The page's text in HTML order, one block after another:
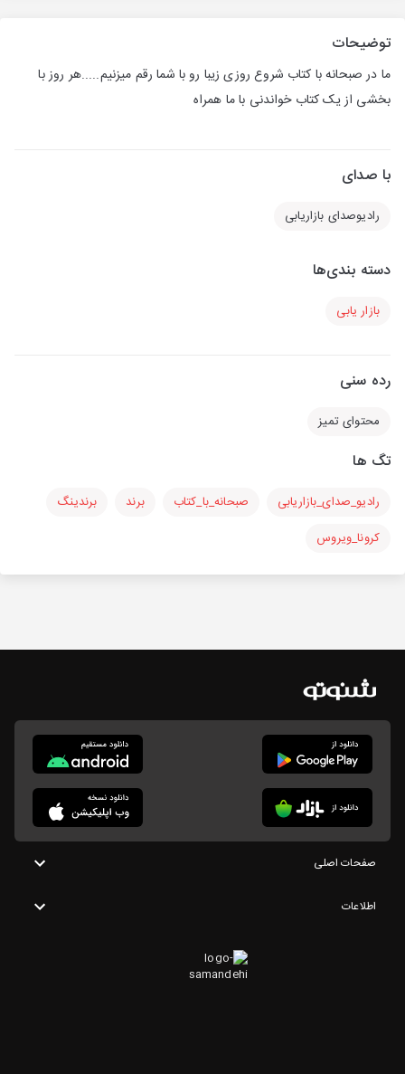
توضیحات
ما در صبحانه با کتاب شروع روزی زیبا رو با شما رقم میزنیم.....هر روز با
بخشی از یک کتاب خواندنی با ما همراه
با صدای
رادیوصدای بازاریابی
دسته بندی‌ها
بازار یابی
رده سنی
محتوای تمیز
تگ ها
رادیو_صدای_بازاریابی صبحانه_با_کتاب برند
برندینگ
کرونا_ویروس
صفحات اصلی
اطلاعات